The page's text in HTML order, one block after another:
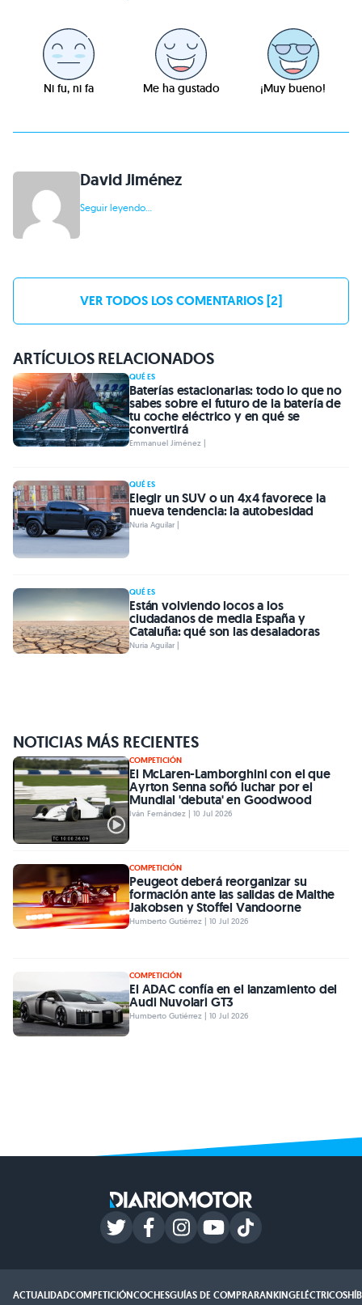
Ni fu, ni fa Me ha gustado ¡Muy bueno!
David Jiménez
Seguir leyendo...
VER TODOS LOS COMENTARIOS [2]
ARTÍCULOS RELACIONADOS
QUÉ ES
Baterías estacionarias: todo lo que no
sabes sobre el futuro de la batería de
tu coche eléctrico y en qué se
convertirá
Emmanuel Jiménez |
QUÉ ES
Elegir un SUV o un 4x4 favorece la
nueva tendencia: la autobesidad
Nuria Aguilar |
QUÉ ES
Están volviendo locos a los
ciudadanos de media España y
Cataluña: qué son las desaladoras
Nuria Aguilar |
NOTICIAS MÁS RECIENTES
COMPETICIÓN
El McLaren-Lamborghini con el que
Ayrton Senna soñó luchar por el
Mundial 'debuta' en Goodwood
Iván Fernández | 10 Jul 2026
COMPETICIÓN
Peugeot deberá reorganizar su
formación ante las salidas de Malthe
Jakobsen y Stoffel Vandoorne
Humberto Gutiérrez | 10 Jul 2026
COMPETICIÓN
El ADAC confía en el lanzamiento del
Audi Nuvolari GT3
Humberto Gutiérrez | 10 Jul 2026
ACTUALIDADCOMPETICIÓNCOCHESGUÍAS DE COMPRARANKINGELÉCTRICOS